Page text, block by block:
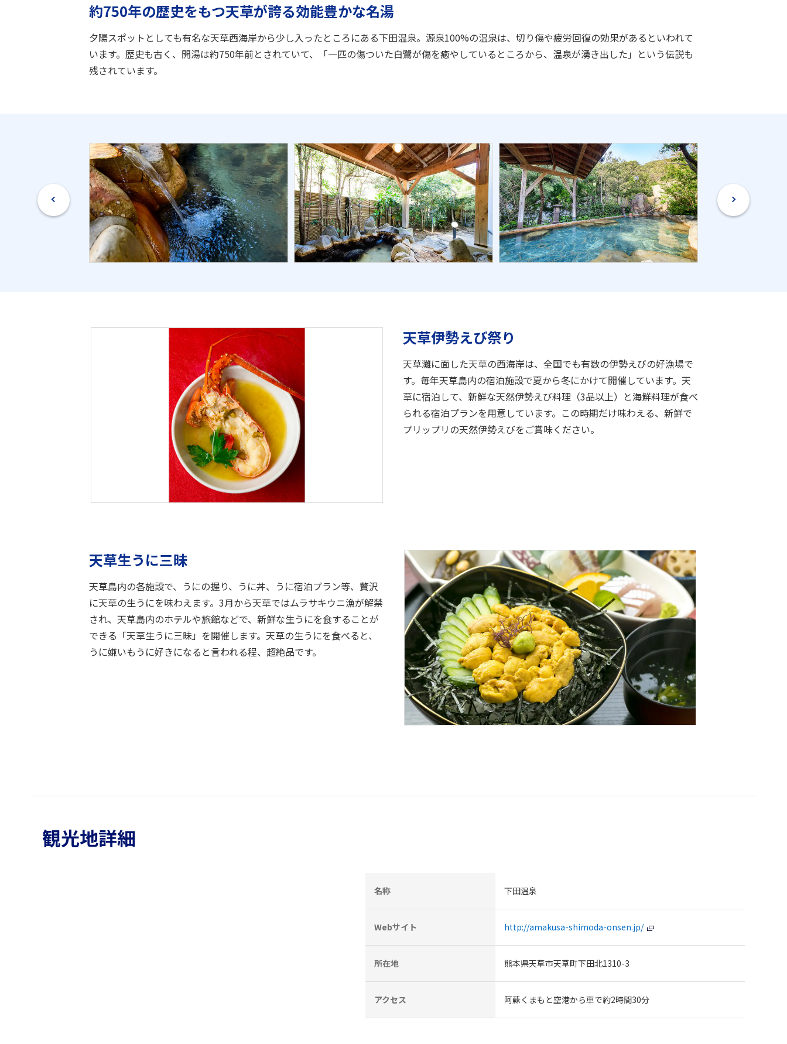
約750年の歴史をもつ天草が誇る効能豊かな名湯
夕陽スポットとしても有名な天草西海岸から少し入ったところにある下田温泉。源泉100%の温泉は、切り傷や疲労回復の効果があるといわれて
います。歴史も古く、開湯は約750年前とされていて、「一匹の傷ついた白鷺が傷を癒やしているところから、温泉が湧き出した」という伝説も
残されています。
天草伊勢えび祭り
天草灘に面した天草の西海岸は、全国でも有数の伊勢えびの好漁場で
す。毎年天草島内の宿泊施設で夏から冬にかけて開催しています。天
草に宿泊して、新鮮な天然伊勢えび料理（3品以上）と海鮮料理が食べ
られる宿泊プランを用意しています。この時期だけ味わえる、新鮮で
プリップリの天然伊勢えびをご賞味ください。
天草生うに三昧
天草島内の各施設で、うにの握り、うに丼、うに宿泊プラン等、贅沢
に天草の生うにを味わえます。3月から天草ではムラサキウニ漁が解禁
され、天草島内のホテルや旅館などで、新鮮な生うにを食することが
できる「天草生うに三昧」を開催します。天草の生うにを食べると、
うに嫌いもうに好きになると言われる程、超絶品です。
観光地詳細
名称 下田温泉
Webサイト http://amakusa-shimoda-onsen.jp/
所在地 熊本県天草市天草町下田北1310-3
アクセス 阿蘇くまもと空港から車で約2時間30分